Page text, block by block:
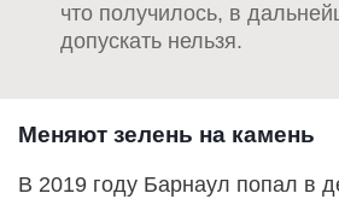
что получилось, в
допускать нельзя.
Меняют зелень на камень
В 2019 году Барнаул попал в